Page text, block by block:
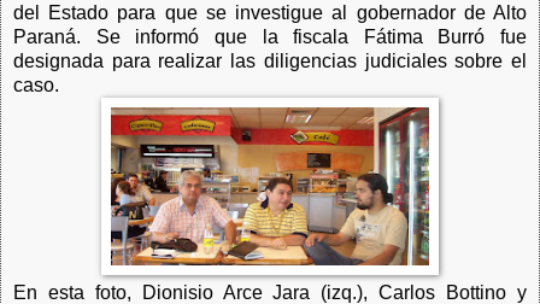
del Estado para que se investigue al gobernador de Alto
Paraná. Se informó que la fiscala Fátima Burró fue
designada para realizar las diligencias judiciales sobre el
caso.
En esta foto, Dionisio Arce Jara (izq.), Carlos Bottino y